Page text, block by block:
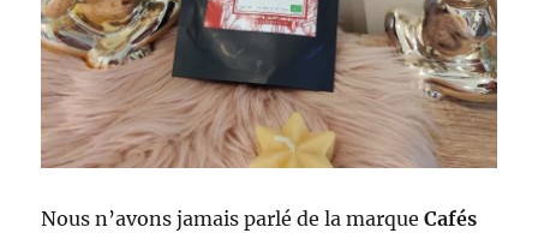
Nous n’avons jamais parlé de la marqueCafés